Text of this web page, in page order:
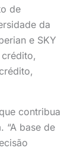
de
da
e SKY
contribua
“A base de